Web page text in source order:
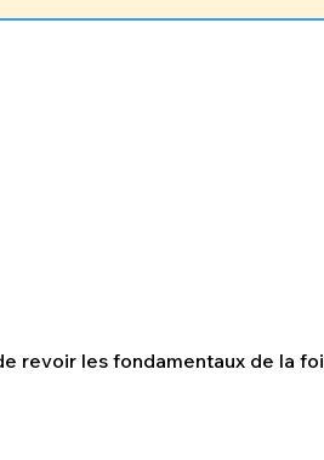
revoir les fondamentaux de la foi